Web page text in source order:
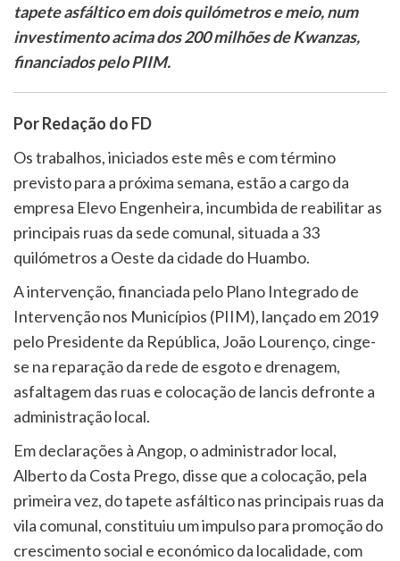
tapete asfáltico em dois quilómetros e meio, num
investimento acima dos 200 milhões de Kwanzas,
financiados pelo PIIM.
Por Redação do FD
Os trabalhos, iniciados este mês e com término
previsto para a próxima semana, estão a cargo da
empresa Elevo Engenheira, incumbida de reabilitar as
principais ruas da sede comunal, situada a 33
quilómetros a Oeste da cidade do Huambo.
A intervenção, financiada pelo Plano Integrado de
Intervenção nos Municípios (PIIM), lançado em 2019
pelo Presidente da República, João Lourenço, cinge-
se na reparação da rede de esgoto e drenagem,
asfaltagem das ruas e colocação de lancis defronte a
administração local.
Em declarações à Angop, o administrador local,
Alberto da Costa Prego, disse que a colocação, pela
primeira vez, do tapete asfáltico nas principais ruas da
vila comunal, constituiu um impulso para promoção do
crescimento social e económico da localidade, com